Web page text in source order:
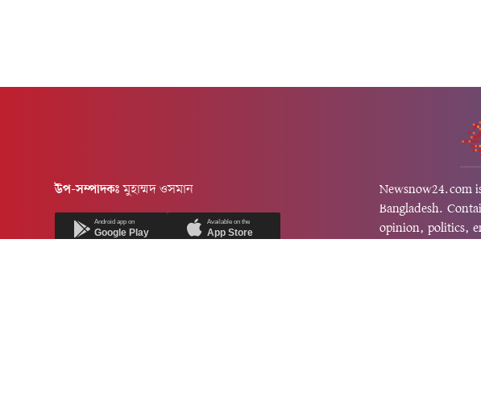
উপ-সম্পাদকঃমুহাম্মদ ওসমান
Android app on
Google Play
Available on the
App Store
Newsnow24.com
Bangladesh.
opinion, politics,